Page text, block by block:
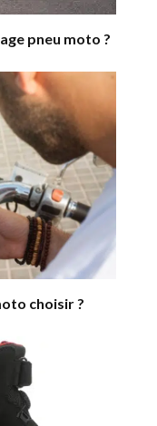
pneu moto ?
choisir ?